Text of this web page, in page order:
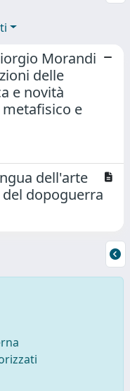
Morandi
delle
e novità
e
dell'arte
dopoguerra